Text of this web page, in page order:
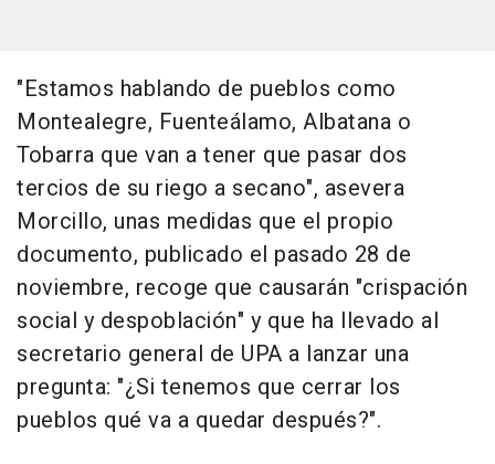
"Estamos hablando de pueblos como
Montealegre, Fuenteálamo, Albatana o
Tobarra que van a tener que pasar dos
tercios de su riego a secano", asevera
Morcillo, unas medidas que el propio
documento, publicado el pasado 28 de
noviembre, recoge que causarán "crispación
social y despoblación" y que ha llevado al
secretario general de UPA a lanzar una
pregunta: "¿Si tenemos que cerrar los
pueblos qué va a quedar después?".